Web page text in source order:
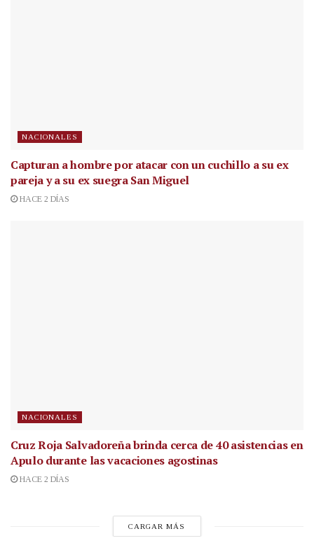
NACIONALES
Capturan a hombre por atacar con un cuchillo a su ex
pareja y a su ex suegra San Miguel
HACE 2 DÍAS
NACIONALES
Cruz Roja Salvadoreña brinda cerca de 40 asistencias en
Apulo durante las vacaciones agostinas
HACE 2 DÍAS
CARGAR MÁS